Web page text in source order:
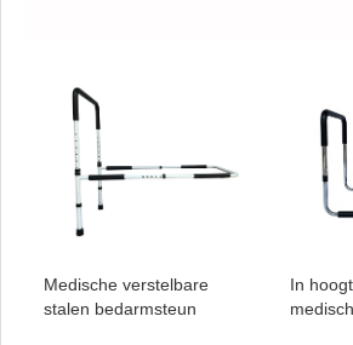
Medische verstelbare
stalen bedarmsteun
In